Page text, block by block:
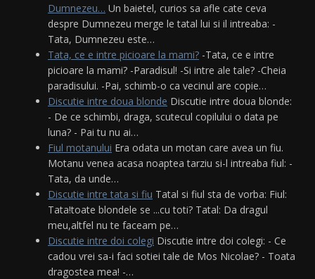
Dumnezeu… Un baietel, curios sa afle cate ceva
despre Dumnezeu merge le tatal lui si il intreaba: -
Tata, Dumnezeu este…
Tata, ce e intre picioare la mami? -Tata, ce e intre
picioare la mami? -Paradisul! -Si intre ale tale? -Cheia
paradisului. -Pai, schimb-o ca vecinul are copie…
Discutie intre doua blonde Discutie intre doua blonde:
- De ce schimbi, draga, scutecul copilului o data pe
luna? - Pai tu nu ai…
Fiul motanului Era odata un motan care avea un fiu.
Motanu venea acasa noaptea tarziu si-l intreaba fiul: -
Tata, da unde…
Discutie intre tata si fiu Tatal si fiul sta de vorba: Fiul:
Tata!toate blondele se ...cu toti? Tatal: Da dragul
meu,altfel nu te faceam pe…
Discutie intre doi colegi Discutie intre doi colegi: - Ce
cadou vrei sa-i faci sotiei tale de Mos Nicolae? - Toata
dragostea mea! -…